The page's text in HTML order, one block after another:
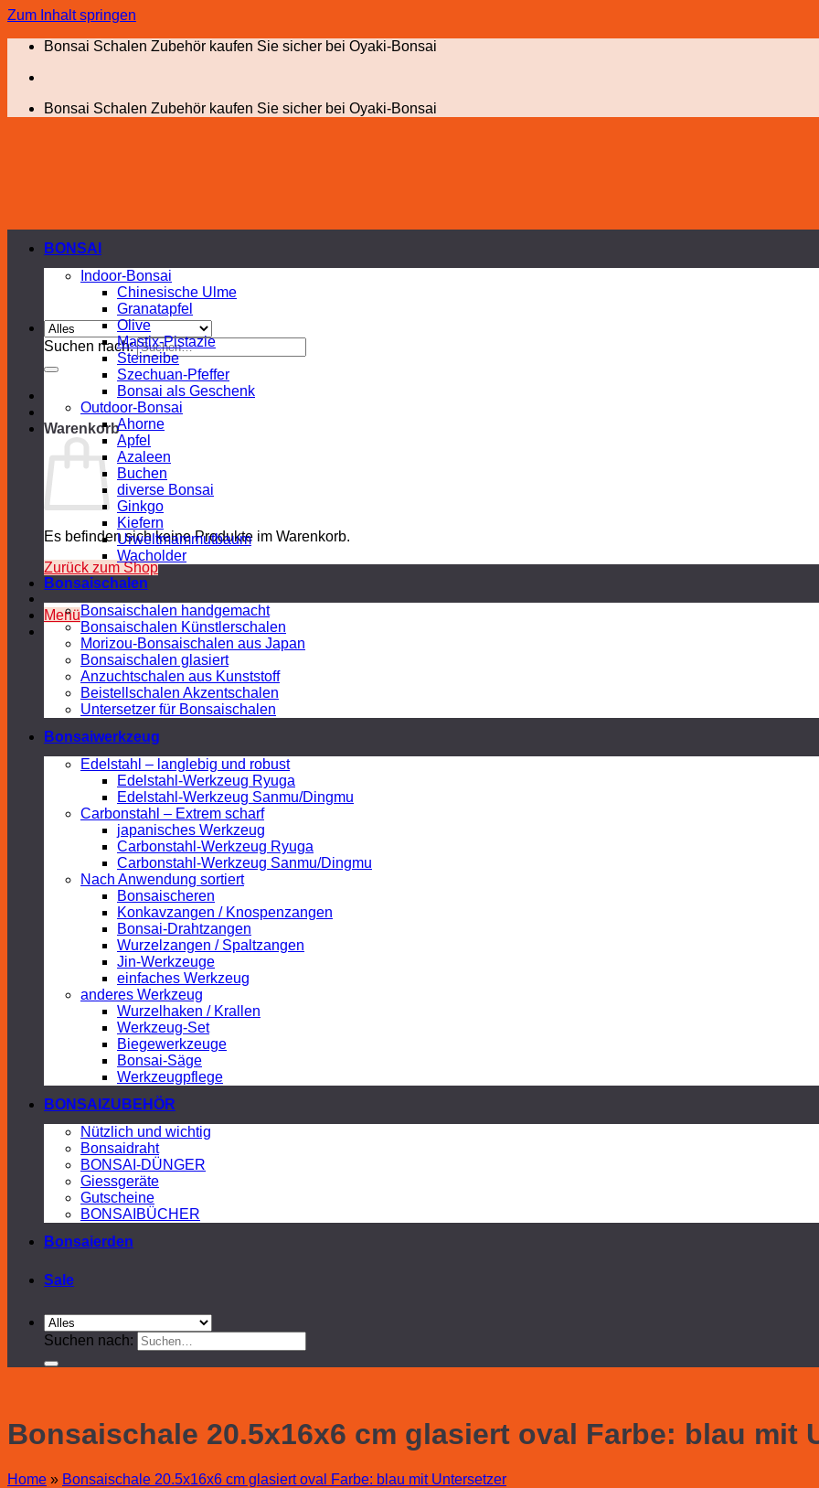
Zum Inhalt springen
Bonsai Schalen Zubehör kaufen Sie sicher bei Oyaki-Bonsai
Bonsai Schalen Zubehör kaufen Sie sicher bei Oyaki-Bonsai
Suchen nach:
Warenkorb
Es befinden sich keine Produkte im Warenkorb.
Zurück zum Shop
Menü
BONSAI
Indoor-Bonsai
Chinesische Ulme
Granatapfel
Olive
Mastix-Pistazie
Steineibe
Szechuan-Pfeffer
Bonsai als Geschenk
Outdoor-Bonsai
Ahorne
Apfel
Azaleen
Buchen
diverse Bonsai
Ginkgo
Kiefern
Urweltmammutbaum
Wacholder
Bonsaischalen
Bonsaischalen handgemacht
Bonsaischalen Künstlerschalen
Morizou-Bonsaischalen aus Japan
Bonsaischalen glasiert
Anzuchtschalen aus Kunststoff
Beistellschalen Akzentschalen
Untersetzer für Bonsaischalen
Bonsaiwerkzeug
Edelstahl – langlebig und robust
Edelstahl-Werkzeug Ryuga
Edelstahl-Werkzeug Sanmu/Dingmu
Carbonstahl – Extrem scharf
japanisches Werkzeug
Carbonstahl-Werkzeug Ryuga
Carbonstahl-Werkzeug Sanmu/Dingmu
Nach Anwendung sortiert
Bonsaischeren
Konkavzangen / Knospenzangen
Bonsai-Drahtzangen
Wurzelzangen / Spaltzangen
Jin-Werkzeuge
einfaches Werkzeug
anderes Werkzeug
Wurzelhaken / Krallen
Werkzeug-Set
Biegewerkzeuge
Bonsai-Säge
Werkzeugpflege
BONSAIZUBEHÖR
Nützlich und wichtig
Bonsaidraht
BONSAI-DÜNGER
Giessgeräte
Gutscheine
BONSAIBÜCHER
Bonsaierden
Sale
Suchen nach:
Bonsaischale 20.5x16x6 cm glasiert oval Farbe: blau mit
Home » Bonsaischale 20.5x16x6 cm glasiert oval Farbe: blau mit Untersetzer